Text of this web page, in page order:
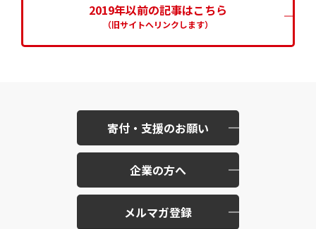
2019年以前の記事はこちら
（旧サイトへリンクします）
寄付・支援のお願い
企業の方へ
メルマガ登録